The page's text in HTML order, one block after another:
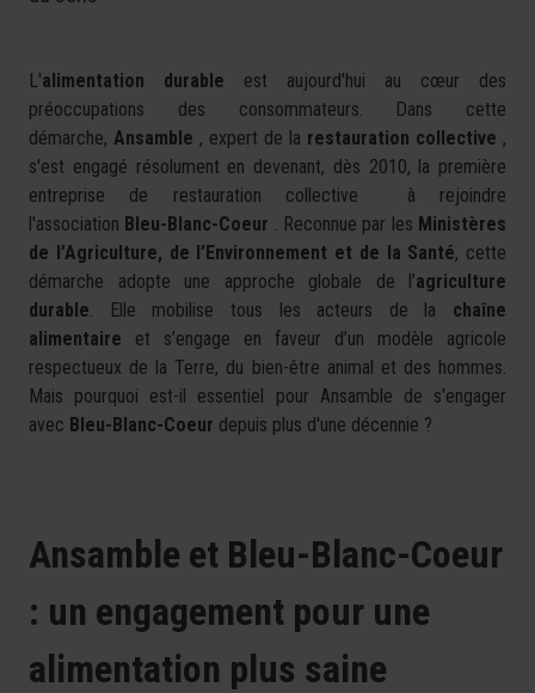
L'alimentation durable est aujourd'hui au cœur des
préoccupations des consommateurs. Dans cette
démarche, Ansamble , expert de la restauration collective ,
s'est engagé résolument en devenant, dès 2010, la première
entreprise de restauration collective à rejoindre
l'association Bleu-Blanc-Coeur . Reconnue par les Ministères
de l’Agriculture, de l’Environnement et de la Santé, cette
démarche adopte une approche globale de l’agriculture
durable. Elle mobilise tous les acteurs de la chaîne
alimentaire et s’engage en faveur d’un modèle agricole
respectueux de la Terre, du bien-être animal et des hommes.
Mais pourquoi est-il essentiel pour Ansamble de s'engager
avec Bleu-Blanc-Coeur depuis plus d'une décennie ?
Ansamble et Bleu-Blanc-Coeur
: un engagement pour une
alimentation plus saine